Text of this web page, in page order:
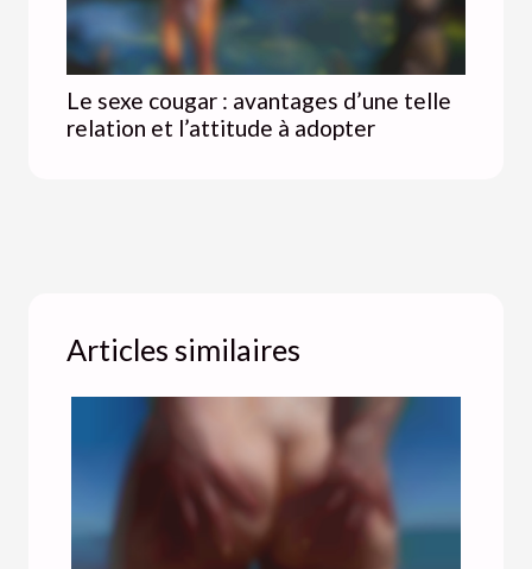
Le sexe cougar : avantages d’une telle
relation et l’attitude à adopter
Articles similaires